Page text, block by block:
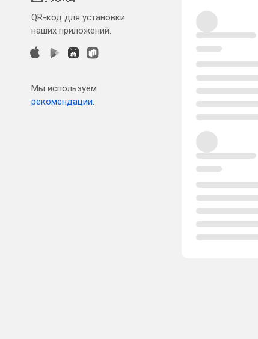
QR-код для установки
наших приложений.
Мы используем
рекомендации.